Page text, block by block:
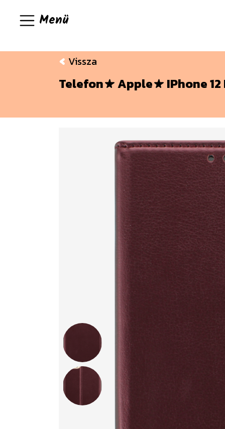
Menü
Vissza
Telefon Apple IPhone